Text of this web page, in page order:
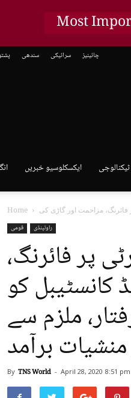
سندھی سرائیکی چائینیز
ایکسکلوسیو خبریں
Home
قومی
راولپنڈی
پر فائرنگ،
کانسٹیبل کو
ملزم سے
برآمد
By TNS World - April 28, 2020 8:51 pm
Most